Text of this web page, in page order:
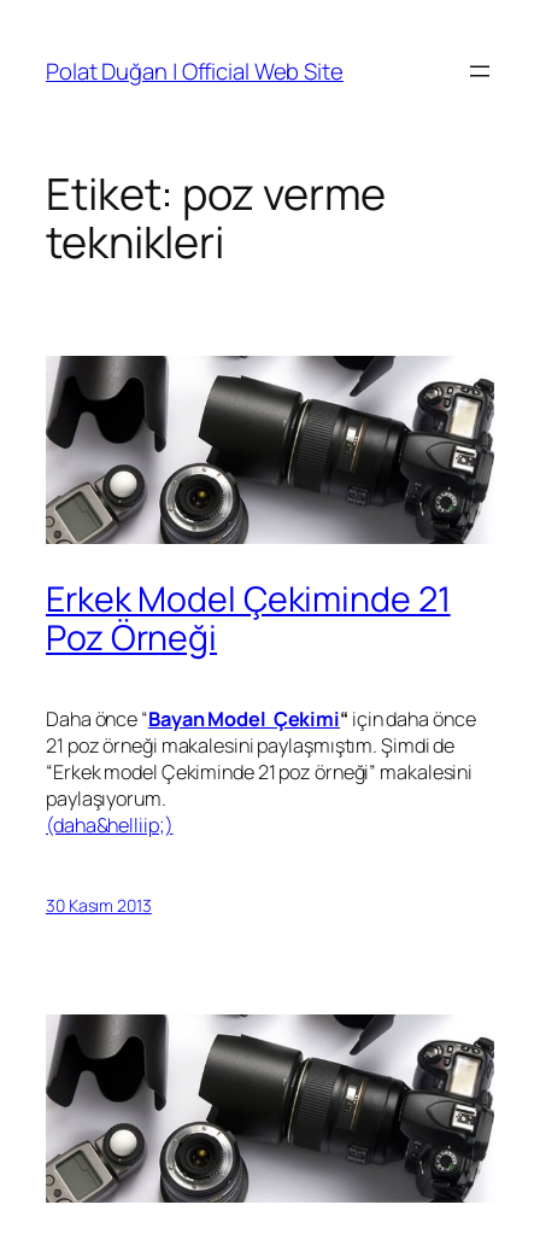
Polat Duğan | Official Web Site
Etiket: poz verme
teknikleri
Erkek Model Çekiminde 21
Poz Örneği
Daha önce “Bayan Model Çekimi“ için daha önce
21 poz örneği makalesini paylaşmıştım. Şimdi de
“Erkek model Çekiminde 21 poz örneği” makalesini
paylaşıyorum.
(daha&helliip;)
30 Kasım 2013